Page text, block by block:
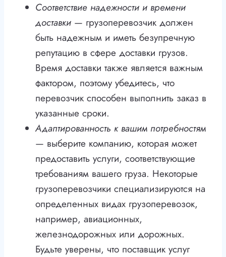
Соответствие надежности и времени
доставки — грузоперевозчик должен
быть надежным и иметь безупречную
репутацию в сфере доставки грузов.
Время доставки также является важным
фактором, поэтому убедитесь, что
перевозчик способен выполнить заказ в
указанные сроки.
Адаптированность к вашим потребностям
— выберите компанию, которая может
предоставить услуги, соответствующие
требованиям вашего груза. Некоторые
грузоперевозчики специализируются на
определенных видах грузоперевозок,
например, авиационных,
железнодорожных или дорожных.
Будьте уверены, что поставщик услуг